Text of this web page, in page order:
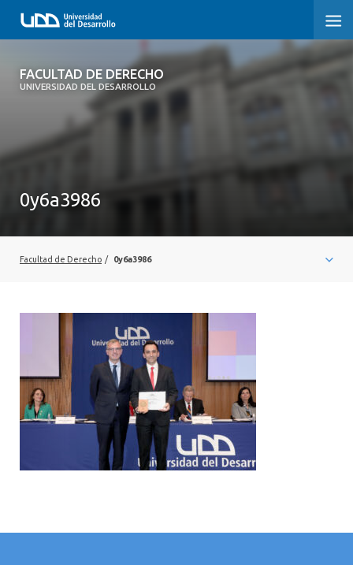
FACULTAD DE DERECHO
UNIVERSIDAD DEL DESARROLLO
FACULTAD DE DERECHO
SOBRE LA FACULTAD
INTERNACIONAL
0y6a3986
Facultad de Derecho / 0y6a3986